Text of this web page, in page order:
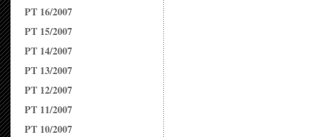
PT 16/2007
PT 15/2007
PT 14/2007
PT 13/2007
PT 12/2007
PT 11/2007
PT 10/2007